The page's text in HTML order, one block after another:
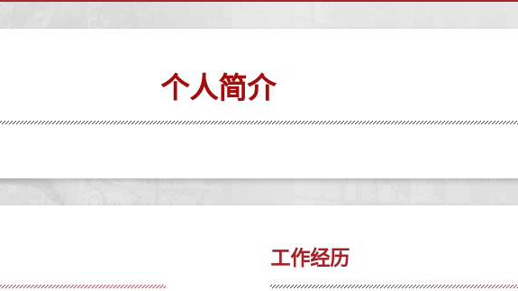
个人简介
工作经历